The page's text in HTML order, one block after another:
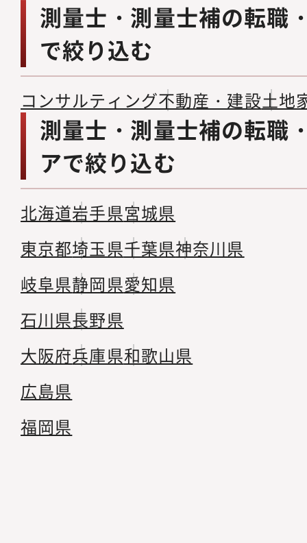
測量士・測量士補の転職
で絞り込む
コンサルティング不動産・建設土地
測量士・測量士補の転職
アで絞り込む
北海道岩手県宮城県
東京都埼玉県千葉県神奈川県
岐阜県静岡県愛知県
石川県長野県
大阪府兵庫県和歌山県
広島県
福岡県